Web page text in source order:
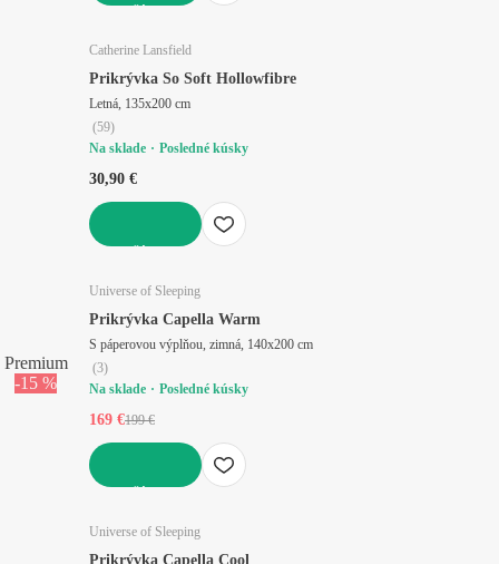
Catherine Lansfield
Prikrývka So Soft Hollowfibre
Letná, 135x200 cm
(59)
Na sklade
Posledné kúsky
30,90 €
Premium
-15 %
Universe of Sleeping
Prikrývka Capella Warm
S páperovou výplňou, zimná, 140x200 cm
(3)
Na sklade
Posledné kúsky
169 €199 €
Universe of Sleeping
Prikrývka Capella Cool